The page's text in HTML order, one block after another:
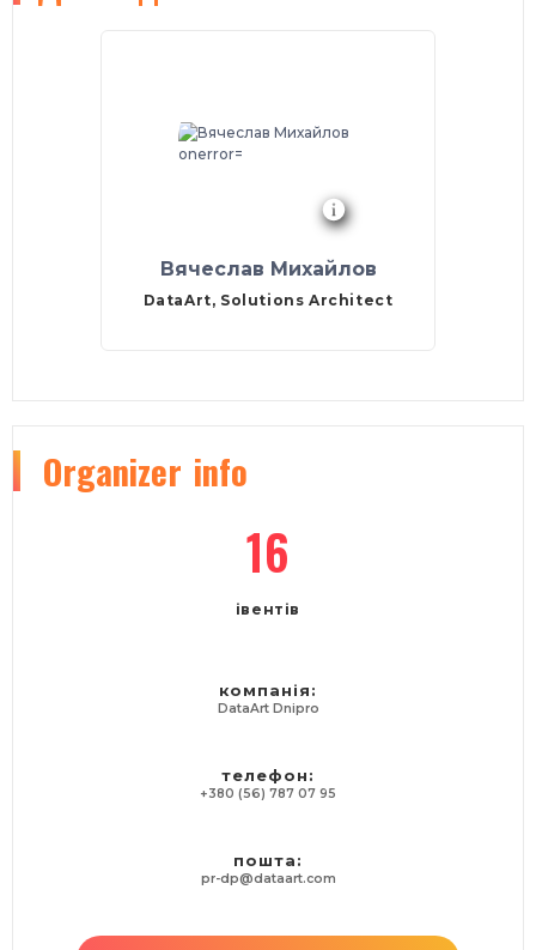
Вячеслав Михайлов
DataArt, Solutions Architect
Organizer info
16
івентів
компанія:
DataArt Dnipro
телефон:
+380 (56) 787 07 95
пошта:
pr-dp@dataart.com